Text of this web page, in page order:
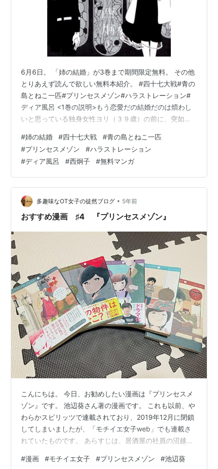
6月6日。 「姉の結婚」が3巻まで期間限定無料。 その他
とりあえず読んで欲しい無料本紹介。 #四十七大戦#青の
島とねこ一匹#プリンセスメゾン#ハラストレーション#
ディア風呂 <1巻の説明>もう恋愛だの結婚だのは煩わし
いと思っている独身女性ヨリ（３９歳）の前に、突如と
詐欺かと思いきや、本当に少年の頃からヨリを慕ってい
た精神科医・真木。しかし彼は妻帯者だった……。避けよ
う避けようとするヨリを追い詰める真木。さらに真木の
妻はヨリにそっくりの容貌だった。同居する妹の心配を
よそに事態はだんだん泥沼に。この恋愛（？）の行く末
はどこに落ち着くのか？ 四十七大…
#姉の結婚 #四十七大戦 #青の島とねこ一匹
#プリンセスメゾン #ハラストレーション
#ディア風呂 #西炯子 #無料マンガ
多趣味なOT女子の徒然ブログ • 5年前
おすすめ漫画 ♯4 『プリンセスメゾン』
こんにちは。 今日、お勧めしたい漫画は『プリンセスメ
ゾン』です。 池辺葵さん著の漫画です。 これも以前、や
わらかスピリッツで連載されており、2019年12月に閉鎖
してしまいましたが、「モチイエ女子web」でも連載さ
れていたものです。 あらすじは、居酒屋の社員の沼越さ
です。 女性一人でマンションを買うというのは最近では
#漫画 #モチイエ女子 #プリンセスメゾン #池辺葵